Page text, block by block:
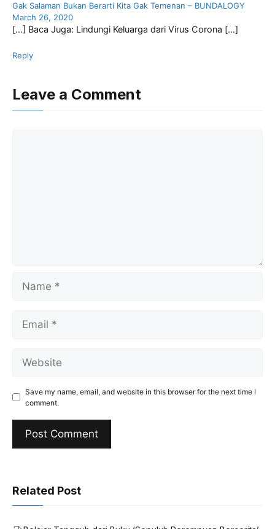
Gak Salaman Bukan Berarti Kita Gak Temenan – BUNDALOGY
March 26, 2020
[…] Baca Juga: Lindungi Keluarga dari Virus Corona […]
Reply
Leave a Comment
Save my name, email, and website in this browser for the next time I
comment.
Related Post